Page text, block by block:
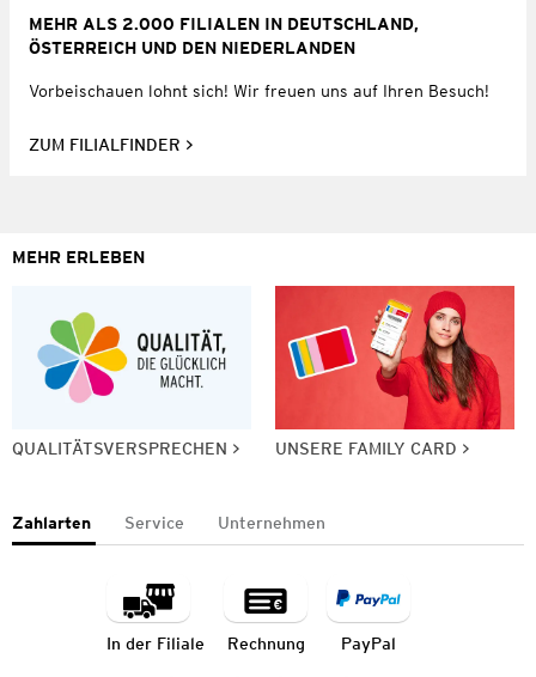
MEHR ALS 2.000 FILIALEN IN DEUTSCHLAND,
ÖSTERREICH UND DEN NIEDERLANDEN
Vorbeischauen lohnt sich! Wir freuen uns auf Ihren Besuch!
ZUM FILIALFINDER
MEHR ERLEBEN
QUALITÄTSVERSPRECHEN UNSERE FAMILY CARD
Zahlarten Service Unternehmen
In der Filiale Rechnung PayPal